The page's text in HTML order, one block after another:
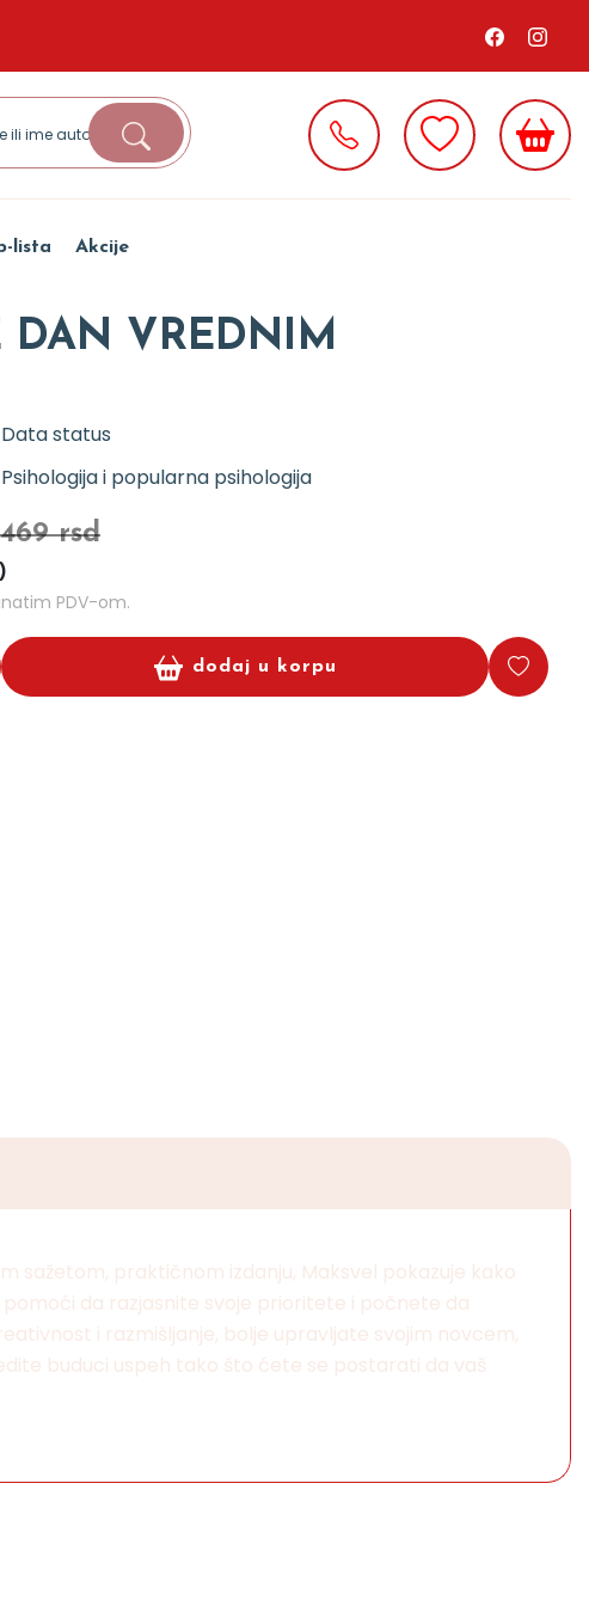
lista Akcije
DAN VREDNIM
Data status
Psihologija i popularna psihologija
rsd
PDV-om.
dodaj u korpu
sažetom, praktičnom izdanju, Maksvel pokazuje kako
da razjasnite svoje prioritete i počnete da
i razmišljanje, bolje upravljate svojim novcem,
buduci uspeh tako što ćete se postarati da vaš